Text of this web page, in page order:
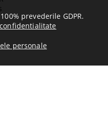
prevederile GDPR.
personale